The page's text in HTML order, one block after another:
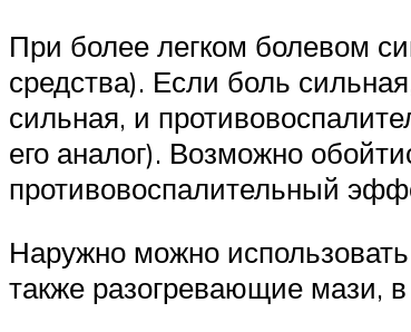
При более легком болевом
средства). Если боль
сильная, и
его аналог). Возможно
противовоспалительный
Наружно можно
также разогревающие мази,